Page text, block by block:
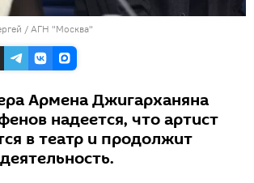
/ АГН "Москва"
Армена Джигарханяна
надеется, что артист
в театр и продолжит